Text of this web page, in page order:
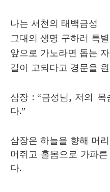
나는 서천의 태백금성
그대의 생명 구하러 특
앞으로 가노라면 돕는 자
길이 고되다고 경문을
삼장 : “금성님, 저의 목
다.”
삼장은 하늘을 향해 머
머쥐고 홀몸으로 가파
다.